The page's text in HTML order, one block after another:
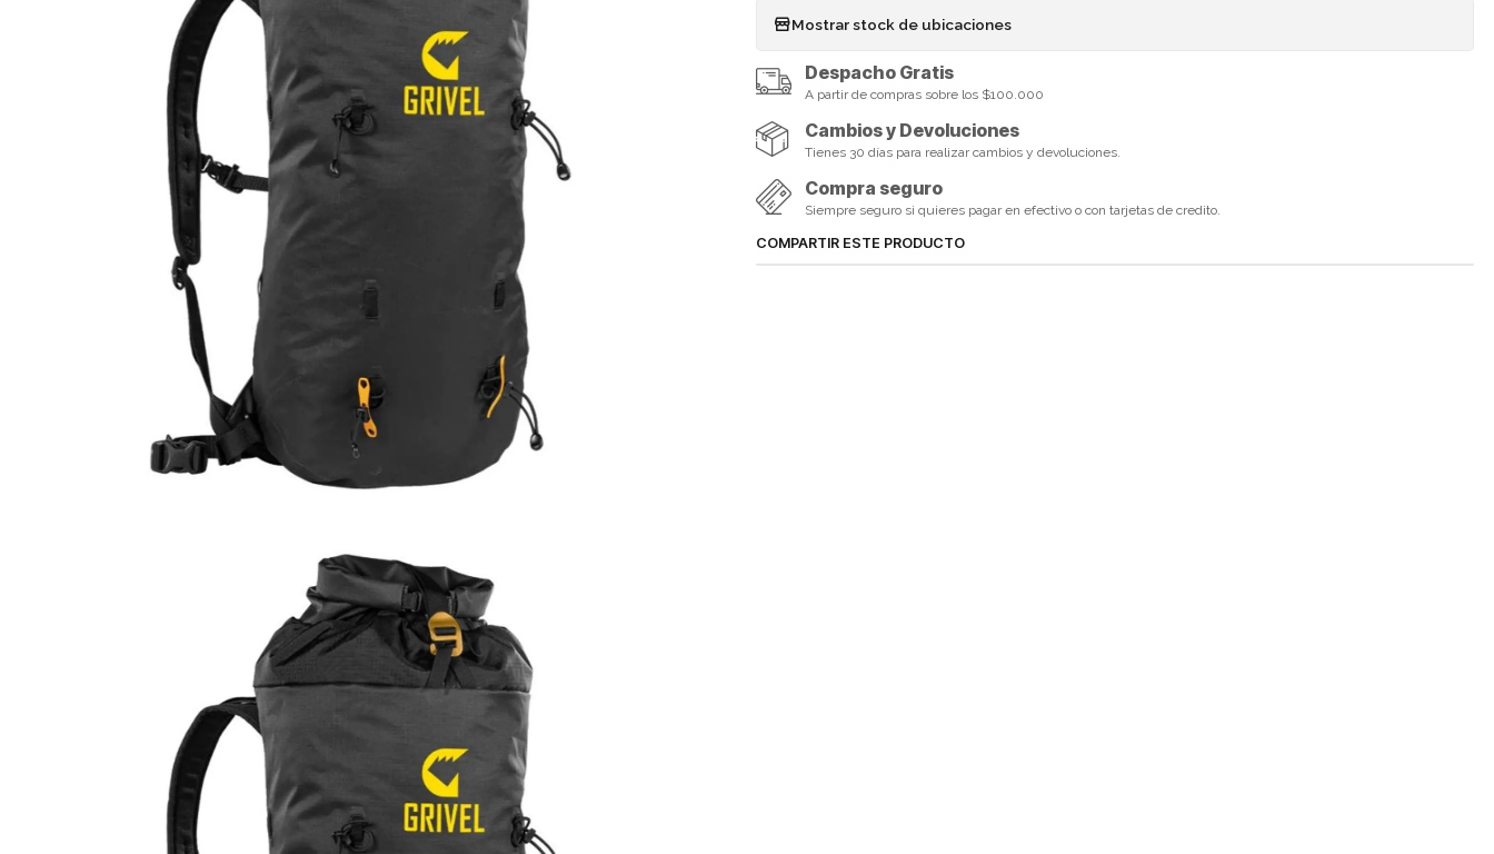
Mostrar stock de ubicaciones
Despacho Gratis
A partir de compras sobre los $100.000
Cambios y Devoluciones
Tienes 30 días para realizar cambios y devoluciones.
Compra seguro
Siempre seguro si quieres pagar en efectivo o con tarjetas de credito.
COMPARTIR ESTE PRODUCTO